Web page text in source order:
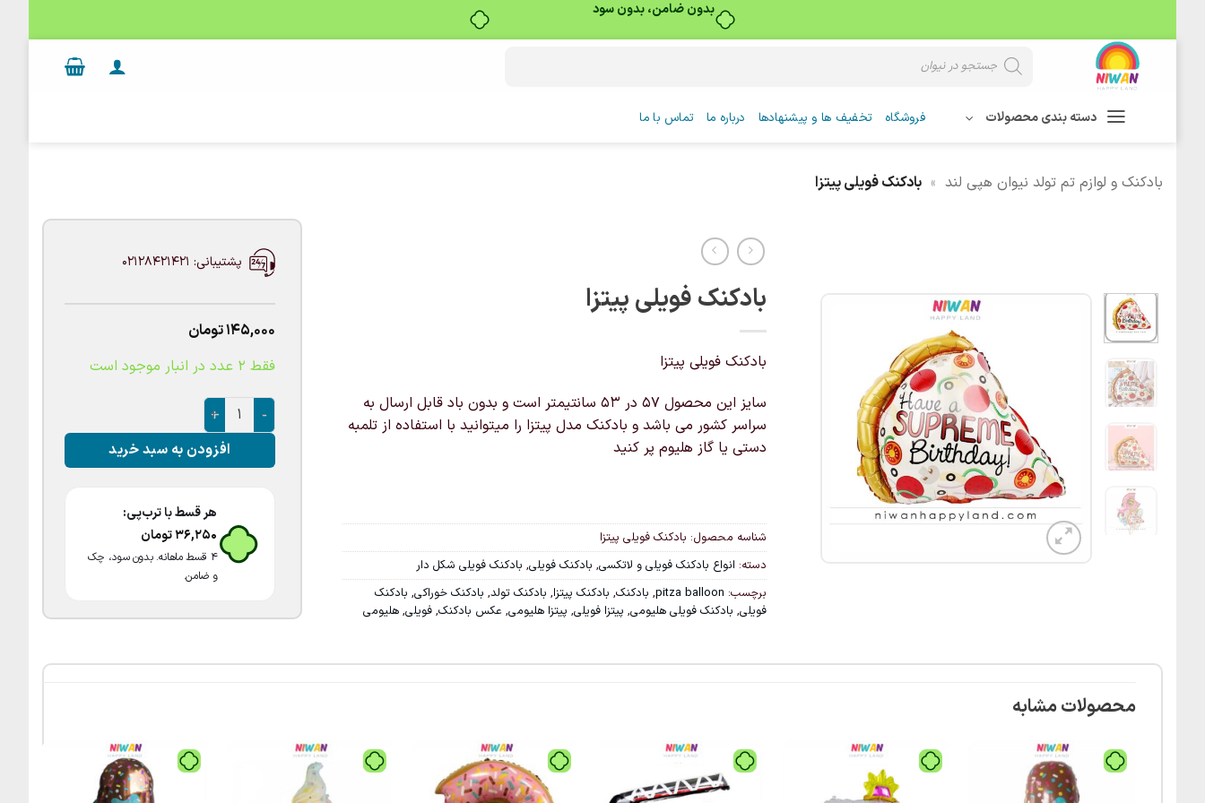
بدون ضامن، بدون سود
content
search
دسته بندی محصولات فروشگاه تخفیف ها و پیشنهادها درباره ما تماس با ما
بادکنک و لوازم تم تولد نیوان هپی لند » بادکنک فویلی پیتزا
بادکنک فویلی پیتزا
بادکنک فویلی پیتزا
سایز این محصول ۵۷ در ۵۳ سانتیمتر است و بدون باد قابل ارسال به
سراسر کشور می باشد و بادکنک مدل پیتزا را میتوانید با استفاده از تلمبه
دستی یا گاز هلیوم پر کنید
شناسه محصول: بادکنک فویلی پیتزا
دسته: انواع بادکنک فویلی و لاتکسی, بادکنک فویلی, بادکنک فویلی شکل دار
برچسب: pitza balloon
, بادکنک, بادکنک پیتزا, بادکنک تولد, بادکنک خوراکی, بادکنک
فویلی, بادکنک فویلی هلیومی, پیتزا فویلی, پیتزا هلیومی, عکس بادکنک, فویلی, هلیومی
پشتیبانی: 02128421421
145,000تومان
فقط 2 عدد در انبار موجود است
بادکنک فویلی پیتزا عدد
افزودن به سبد خرید
هر قسط با ترب‌پی:
36,250تومان
۴ قسط ماهانه. بدون سود، چک
و ضامن.
محصولات مشابه